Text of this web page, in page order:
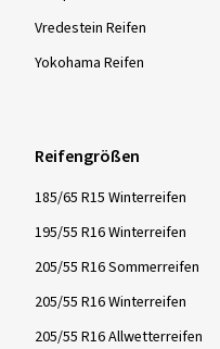
Vredestein Reifen
Yokohama Reifen
Reifengrößen
185/65 R15 Winterreifen
195/55 R16 Winterreifen
205/55 R16 Sommerreifen
205/55 R16 Winterreifen
205/55 R16 Allwetterreifen